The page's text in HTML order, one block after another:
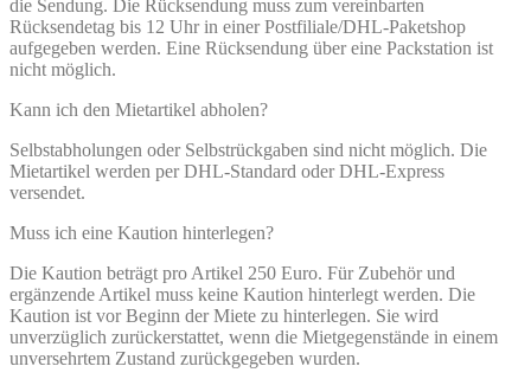
die Sendung. Die Rücksendung muss zum vereinbarten
Rücksendetag bis 12 Uhr in einer Postfiliale/DHL-Paketshop
aufgegeben werden. Eine Rücksendung über eine Packstation ist
nicht möglich.
Kann ich den Mietartikel abholen?
Selbstabholungen oder Selbstrückgaben sind nicht möglich. Die
Mietartikel werden per DHL-Standard oder DHL-Express
versendet.
Muss ich eine Kaution hinterlegen?
Die Kaution beträgt pro Artikel 250 Euro. Für Zubehör und
ergänzende Artikel muss keine Kaution hinterlegt werden. Die
Kaution ist vor Beginn der Miete zu hinterlegen. Sie wird
unverzüglich zurückerstattet, wenn die Mietgegenstände in einem
unversehrtem Zustand zurückgegeben wurden.